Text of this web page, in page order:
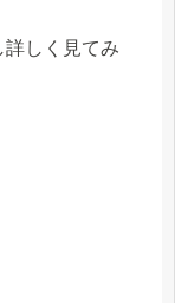
詳しく見てみ